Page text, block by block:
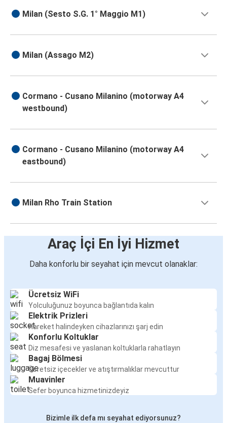
Milan (Sesto S.G. 1° Maggio M1)
Milan (Assago M2)
Cormano - Cusano Milanino (motorway A4
westbound)
Cormano - Cusano Milanino (motorway A4
eastbound)
Milan Rho Train Station
Araç İçi En İyi Hizmet
Daha konforlu bir seyahat için mevcut olanaklar:
Ücretsiz WiFi
Yolculuğunuz boyunca bağlantıda kalın
Elektrik Prizleri
Hareket halindeyken cihazlarınızı şarj edin
Konforlu Koltuklar
Diz mesafesi ve yaslanan koltuklarla rahatlayın
Bagaj Bölmesi
Ücretsiz içecekler ve atıştırmalıklar mevcuttur
Muavinler
Sefer boyunca hizmetinizdeyiz
Bizimle ilk defa mı seyahat ediyorsunuz?